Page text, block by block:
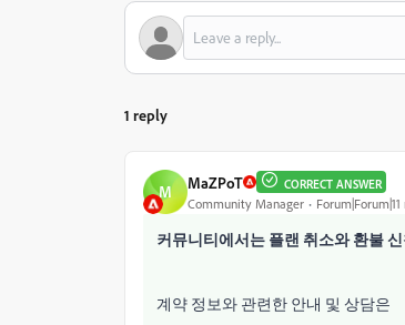
1 reply
M MaZPoT CORRECT ANSWER
Community Manager
커뮤니티에서는 플랜 취소와 환불
계약 정보와 관련한 안내 및 상담은